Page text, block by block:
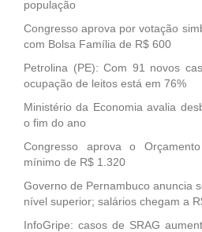
população
Congresso aprova por votação
com Bolsa Família de R$ 600
Petrolina (PE): Com 91 novos
ocupação de leitos está em 76%
Ministério da Economia avalia
o fim do ano
Congresso aprova o
mínimo de R$ 1.320
Governo de Pernambuco anuncia
nível superior; salários chegam a
InfoGripe: casos de SRAG